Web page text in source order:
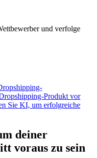
und verfolge
Produkt vor
Sie KI, um erfolgreiche
deiner
voraus zu sein